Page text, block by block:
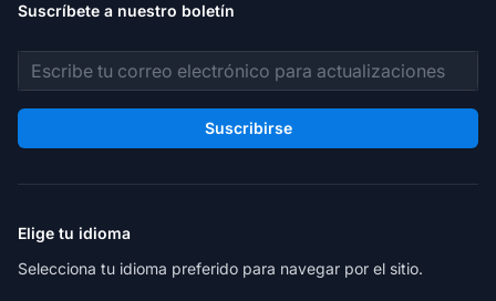
Suscríbete a nuestro boletín
Dirección de correo electrónico
Suscribirse
Elige tu idioma
Selecciona tu idioma preferido para navegar por el sitio.